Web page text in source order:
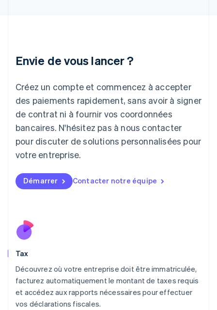
Envie de vous lancer ?
Créez un compte et commencez à accepter
des paiements rapidement, sans avoir à signer
de contrat ni à fournir vos coordonnées
bancaires. N'hésitez pas à nous contacter
pour discuter de solutions personnalisées pour
votre entreprise.
Démarrer Contacter notre équipe
Tax
Découvrez où votre entreprise doit être immatriculée,
facturez automatiquement le montant de taxes requis
et accédez aux rapports nécessaires pour effectuer
vos déclarations fiscales.
English
Italie
Japon
日本語
Lettonie
English
Liechtenstein
DeutschEnglish
English
FrançaisDeutschEnglish
Malaisie
Mexique
Español
Nouvelle-Zélande
Pays-Bas
NederlandsEnglish
Pologne